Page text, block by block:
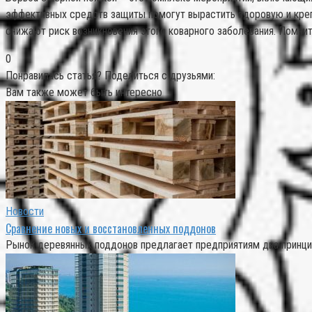
эффективных средств защиты помогут вырастить здоровую и
снижают риск возникновения этого коварного заболевания.
0
Понравилась статья? Поделиться с друзьями:
Вам также может быть интересно
Новости
Сравнение новых и восстановленных поддонов
Рынок деревянных поддонов предлагает предприятиям два